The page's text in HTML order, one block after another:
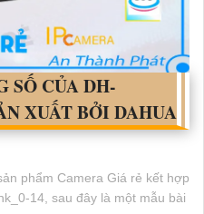
SỐ CỦADH-
XUẤT BỞI DAHUA
phẩm Camera Giá rẻ kết hợp
14, sau đây là một mẫu bài